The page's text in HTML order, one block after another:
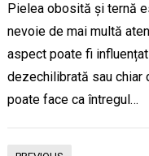
Pielea obosită și ternă
nevoie de mai multă
aspect poate fi
dezechilibrată sau chiar
poate face ca întregul…